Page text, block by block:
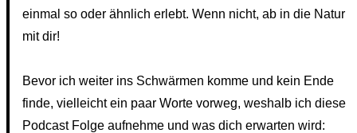
einmal so oder ähnlich erlebt. Wenn nicht, ab in die Natur
mit dir!
Bevor ich weiter ins Schwärmen komme und kein Ende
finde, vielleicht ein paar Worte vorweg, weshalb ich diese
Podcast Folge aufnehme und was dich erwarten wird: